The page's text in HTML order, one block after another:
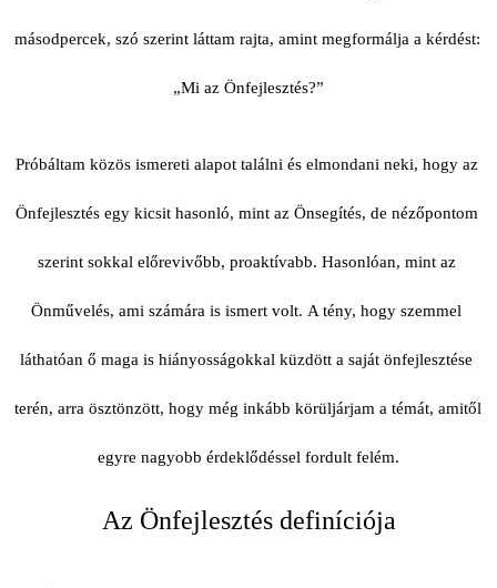
másodpercek, szó szerint láttam rajta, amint megformálja a kérdést:
„Mi az Önfejlesztés?”
Próbáltam közös ismereti alapot találni és elmondani neki, hogy az
Önfejlesztés egy kicsit hasonló, mint az Önsegítés, de nézőpontom
szerint sokkal előrevivőbb, proaktívabb. Hasonlóan, mint az
Önművelés, ami számára is ismert volt. A tény, hogy szemmel
láthatóan ő maga is hiányosságokkal küzdött a saját önfejlesztése
terén, arra ösztönzött, hogy még inkább körüljárjam a témát, amitől
egyre nagyobb érdeklődéssel fordult felém.
Az Önfejlesztés definíciója